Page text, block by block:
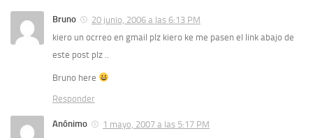
Bruno
20 junio, 2006 a las 6:13 PM
kiero un ocrreo en gmail plz kiero ke me pasen el link abajo de
este post plz ..
Bruno here
Responder
Anónimo
1 mayo, 2007 a las 5:17 PM